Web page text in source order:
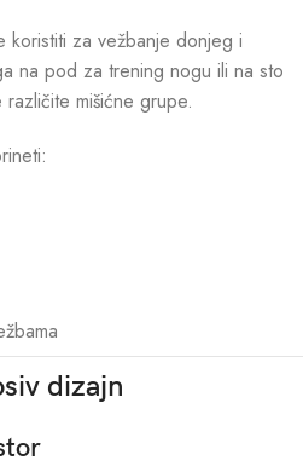
koristiti za vežbanje donjeg i
na pod za trening nogu ili na sto
mišićne grupe.
dizajn